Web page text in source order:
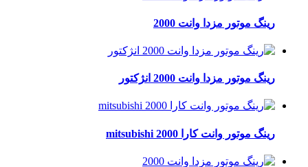
رینگ موتور مزدا وانت 2000
رینگ موتور مزدا وانت 2000 انژکتور
رینگ موتور وانت کارا 2000 mitsubishi